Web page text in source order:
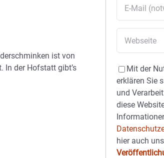
ist von
In der Hofstatt gibt’s
Mit der
erklären Sie
und
diese
hier auch